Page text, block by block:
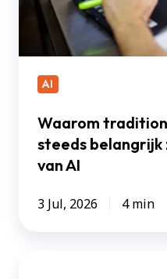
tijdperk
vanAI
Waarom
steeds
van AI
3 Jul, 2026 4 min